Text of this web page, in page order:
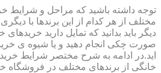
توجه داشته باشید که مراحل و شرایط
مختلف از هر کدام از این برندها با
دیگر باید بدانید که تمایل دارید
صورت چکی انجام دهید و یا شیوه ی
اید.در ادامه به شرح مختصر شرایط
خانگی از برندهای مختلف در فروشگاه